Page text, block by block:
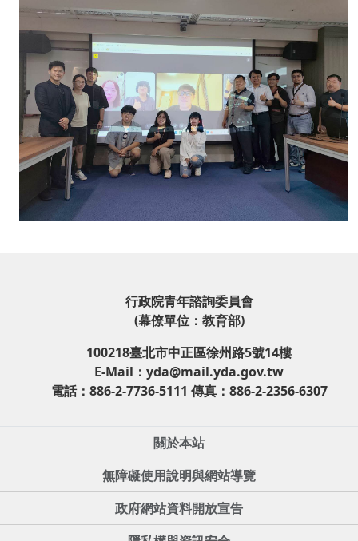
行政院青年諮詢委員會
(幕僚單位：教育部)
100218臺北市中正區徐州路5號14樓
E-Mail：yda@mail.yda.gov.tw
電話：886-2-7736-5111 傳真：886-2-2356-6307
關於本站
無障礙使用說明與網站導覽
政府網站資料開放宣告